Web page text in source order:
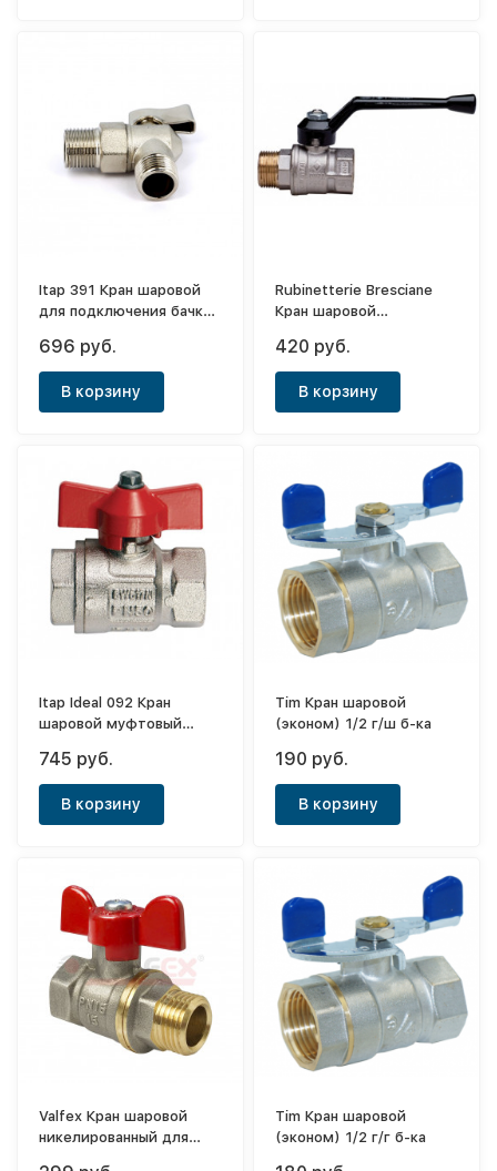
Itap 391 Кран шаровой
для подключения бачков
696 руб.
В корзину
Rubinetterie Bresciane
Кран шаровой
алюм.ручка PN40
420 руб.
В корзину
Itap Ideal 092 Кран
шаровой муфтовый
(бабочка)
745 руб.
В корзину
Tim Кран шаровой
(эконом) 1/2 г/ш б-ка
190 руб.
В корзину
Valfex Кран шаровой
никелированный для
Tim Кран шаровой
(эконом) 1/2 г/г б-ка